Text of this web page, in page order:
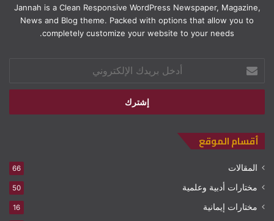
Jannah is a Clean Responsive WordPress Newspaper, Magazine,
News and Blog theme. Packed with options that allow you to
completely customize your website to your needs.
أدخل
بريدك
الإلكتروني
أقسام الموقع
المقالات 66
مختارات أدبية وعلمية 50
مختارات إيمانية 16